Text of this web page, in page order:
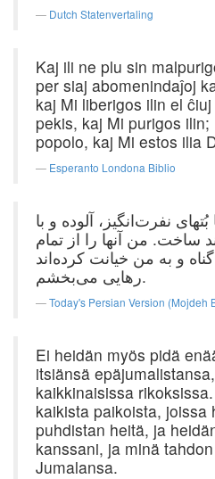
Dutch Statenvertaling
Kaj ili ne plu sin
per siaj abomenindaĵoj
kaj Mi liberigos ilin el
pekis, kaj Mi purigos
popolo, kaj Mi estos ilia
Esperanto Londona Biblio
بُتهای نفرت‌انگیز، آلوده و با
ساخت. من آنها را از تمام
و به من خیانت کرده‌اند
رهایی می‌بخشم.
Today's Persian Version (Mojdeh
Ei heidän myös pidä
itsiänsä
kaikkinaisissa
kaikista paikoista, joissa
puhdistan heitä, ja
kanssani, ja minä
Jumalansa.